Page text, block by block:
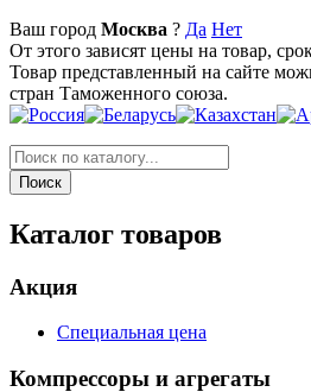
Ваш город Москва ? Да Нет
От этого зависят цены на товар,
Товар представленный на сайте
стран Таможенного союза.
Каталог товаров
Акция
Специальная цена
Компрессоры и агрегаты